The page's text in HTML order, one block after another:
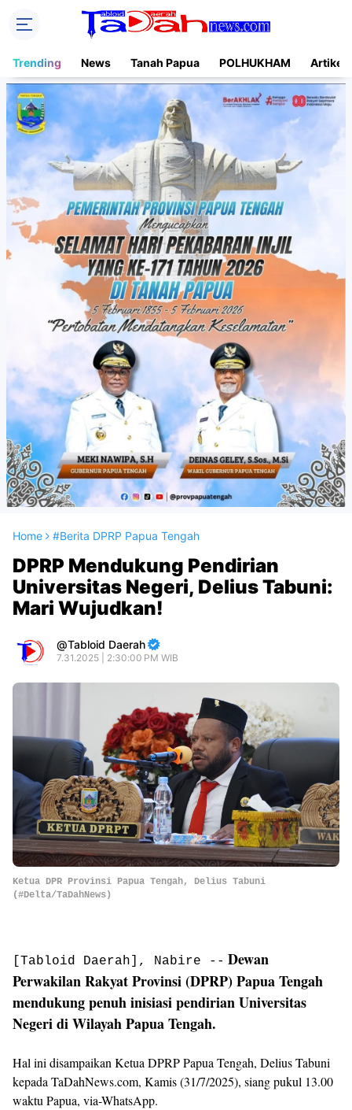
Trending News Tanah Papua POLHUKHAM Artikel
Home #Berita DPRP Papua Tengah
DPRP Mendukung Pendirian
Universitas Negeri, Delius Tabuni:
Mari Wujudkan!
Tabloid Daerah
7.31.2025 | 2:30:00 PM WIB
Ketua DPR Provinsi Papua Tengah, Delius Tabuni
(#Delta/TaDahNews)
[Tabloid Daerah], Nabire -- Dewan
Perwakilan Rakyat Provinsi (DPRP) Papua Tengah
mendukung penuh inisiasi pendirian Universitas
Negeri di Wilayah Papua Tengah.
‎Hal ini disampaikan Ketua DPRP Papua Tengah, Delius Tabuni
kepada TaDahNews.com, Kamis (31/7/2025), siang pukul 13.00
waktu Papua, via-WhatsApp.